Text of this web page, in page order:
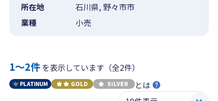
所在地
石川県, 野々市市
業種
小売
1〜2件を表示しています（全2件）
とは